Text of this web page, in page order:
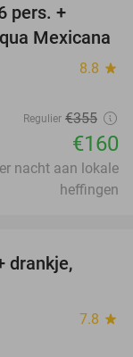
pers. +
Mexicana
8.8 star
Regulier €355
€160
nacht aan lokale
heffingen
drankje,
7.8 star